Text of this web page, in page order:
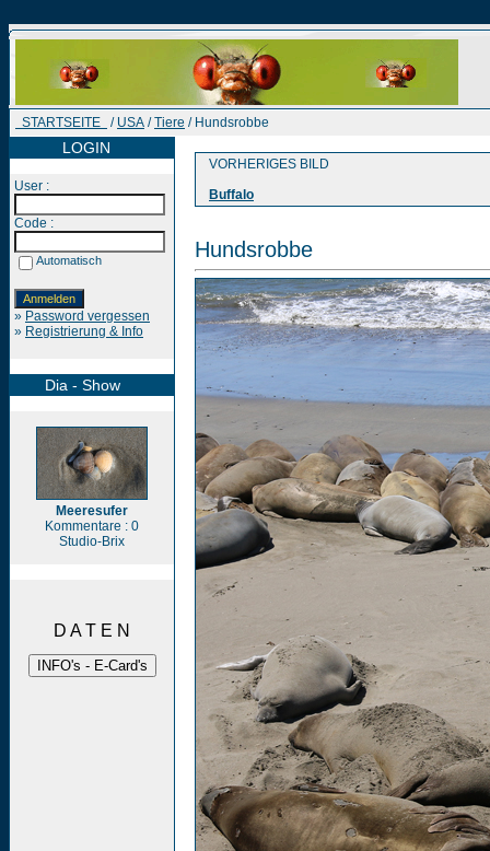
STARTSEITE / USA /Tiere / Hundsrobbe
LOGIN
User :
Code :
Automatisch
» Password vergessen
» Registrierung & Info
Dia - Show
Meeresufer
Kommentare : 0
Studio-Brix
D A T E N
VORHERIGES BILD
Buffalo
Hundsrobbe